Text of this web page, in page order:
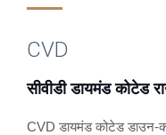
CVD
सीवीडी डायमंड कोटेड
CVD डायमंड कोटेड डाउन-